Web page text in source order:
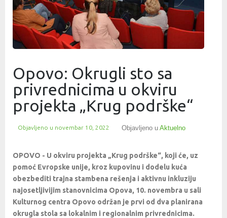
Opovo: Okrugli sto sa
privrednicima u okviru
projekta „Krug podrške“
Objavljeno u novembar 10, 2022 Objavljeno u Aktuelno
OPOVO - U okviru projekta „Krug podrške“, koji će, uz
pomoć Evropske unije, kroz kupovinu i dodelu kuća
obezbediti trajna stambena rešenja i aktivnu inkluziju
najosetljivijim stanovnicima Opova, 10. novembra u sali
Kulturnog centra Opovo održan je prvi od dva planirana
okrugla stola sa lokalnim i regionalnim privrednicima.